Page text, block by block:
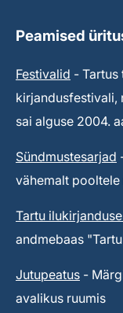
Peamised
Festivalid - Tartus
kirjandusfestivali,
sai alguse 2004.
Sündmustesarjad
vähemalt
Tartu
andmebaas
Jutupeatus -
avalikus ruumis